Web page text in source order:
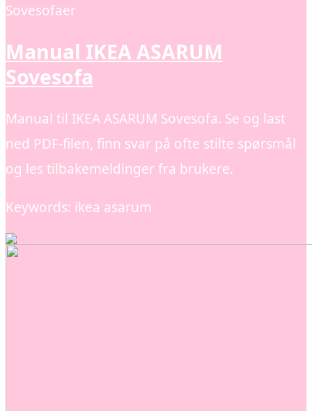
Sovesofaer
Manual IKEA ASARUM
Sovesofa
Manual til IKEA ASARUM Sovesofa. Se og last
ned PDF-filen, finn svar på ofte stilte spørsmål
og les tilbakemeldinger fra brukere.
Keywords: ikea asarum